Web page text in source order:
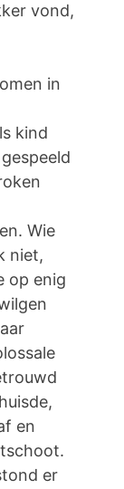
vond,
in
kind
Wie
niet,
op enig
en
er